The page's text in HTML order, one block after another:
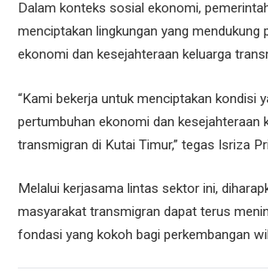
Dalam konteks sosial ekonomi,
menciptakan lingkungan yang mendukung
ekonomi dan kesejahteraan keluarga
“Kami bekerja untuk menciptakan kondisi
pertumbuhan ekonomi dan kesejahteraan
transmigran di Kutai Timur,” tegas Isriza
Melalui kerjasama lintas sektor ini,
masyarakat transmigran dapat terus
fondasi yang kokoh bagi perkembangan